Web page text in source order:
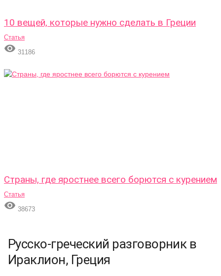
10 вещей, которые нужно сделать в Греции
Статья
 31186
Страны, где яростнее всего борются с курением
Статья
 38673
Русско-греческий разговорник в
Ираклион, Греция